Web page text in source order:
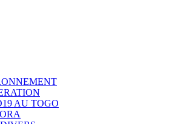
AU TOGO